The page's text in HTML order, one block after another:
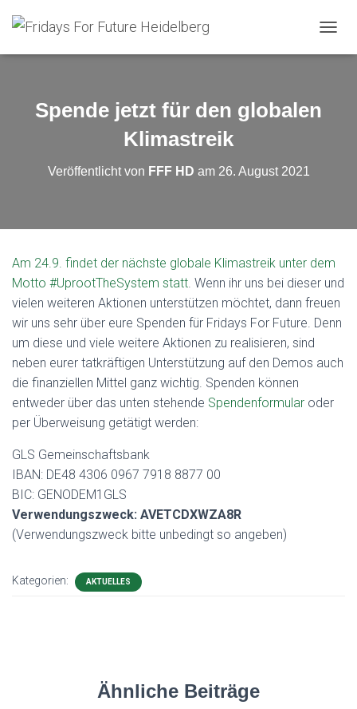
A
A
L
N
Spende jetzt für den globalen
Klimastreik
Veröffentlicht von FFF HD am 26. August 2021
Am 24.9. findet der nächste globale Klimastreik unter dem
Motto #UprootTheSystem statt. Wenn ihr uns bei dieser und
vielen weiteren Aktionen unterstützen möchtet, dann freuen
wir uns sehr über eure Spenden für Fridays For Future. Denn
um diese und viele weitere Aktionen zu realisieren, sind
neben eurer tatkräftigen Unterstützung auf den Demos auch
die finanziellen Mittel ganz wichtig. Spenden können
entweder über das unten stehende Spendenformular oder
per Überweisung getätigt werden:
GLS Gemeinschaftsbank
IBAN: DE48 4306 0967 7918 8877 00
BIC: GENODEM1GLS
Verwendungszweck: AVETCDXWZA8R
(Verwendungszweck bitte unbedingt so angeben)
Kategorien: AKTUELLES
Ähnliche Beiträge